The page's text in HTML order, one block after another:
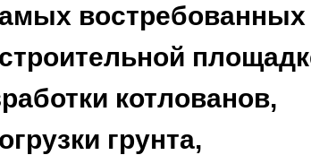
востребованных
котлованов,
грунта,